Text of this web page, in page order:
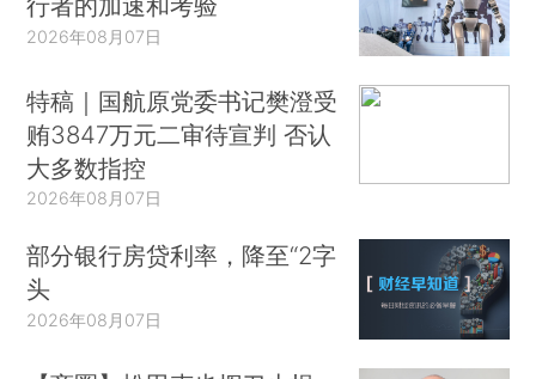
2026年08月07日
特稿｜国航原党委书记樊澄受
贿3847万元二审待宣判 否认
大多数指控
2026年08月07日
部分银行房贷利率，降至“2字
头
2026年08月07日